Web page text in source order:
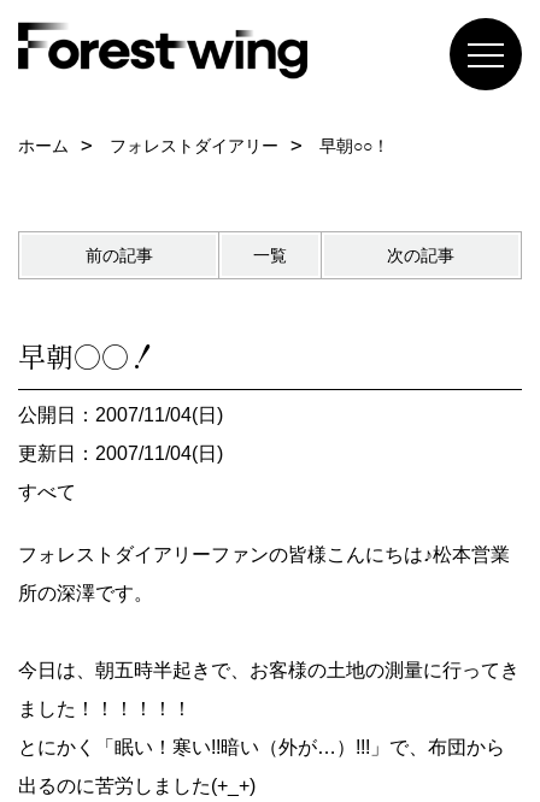
ホーム フォレストダイアリー 早朝○○！
前の記事 一覧 次の記事
早朝○○！
公開日：2007/11/04(日)
更新日：2007/11/04(日)
すべて
フォレストダイアリーファンの皆様こんにちは♪松本営業
所の深澤です。
今日は、朝五時半起きで、お客様の土地の測量に行ってき
ました！！！！！！
とにかく「眠い！寒い!!暗い（外が…）!!!」で、布団から
出るのに苦労しました(+_+)